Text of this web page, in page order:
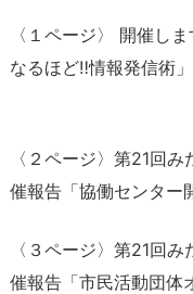
〈１ページ〉 開催し
なるほど‼情報発信術」
「だれでも
〈２ページ〉第21回
催報告「協働センタ
〈３ページ〉第21回
催報告「市民活動団体